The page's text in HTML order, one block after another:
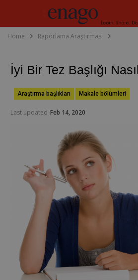
Home Raporlama Araştırması
İyi Bir Tez Başlığı
Araştırma başlıkları Makale bölümleri
Last updated Feb 14, 2020